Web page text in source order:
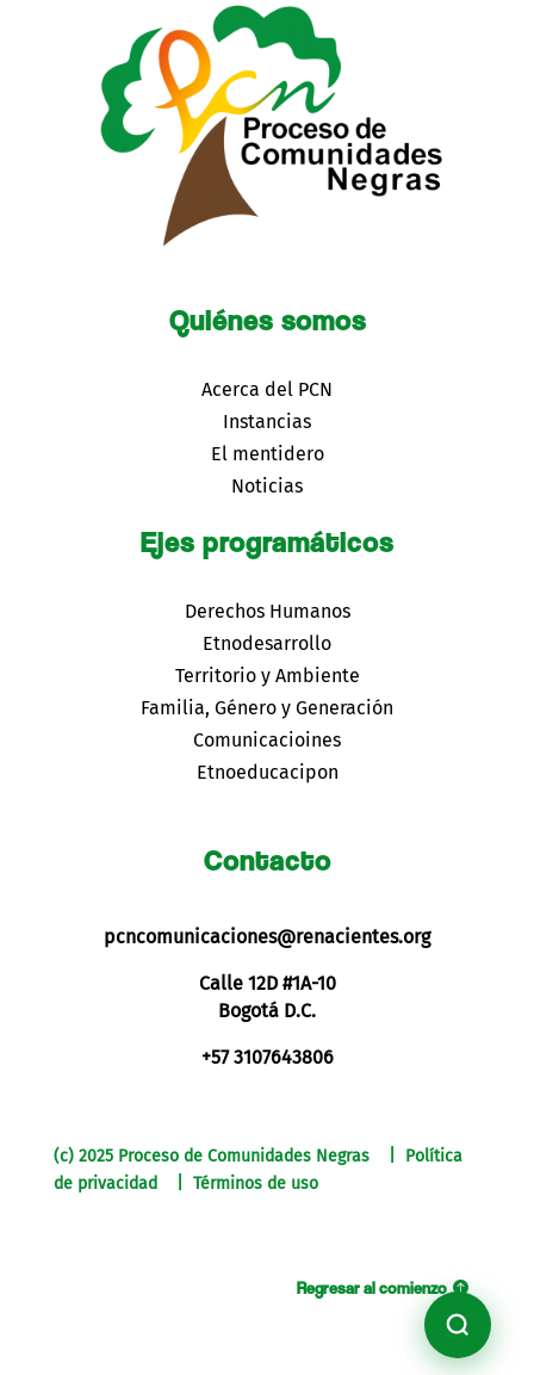
Quiénes somos
Acerca del PCN
Instancias
El mentidero
Noticias
Ejes programáticos
Derechos Humanos
Etnodesarrollo
Territorio y Ambiente
Familia, Género y Generación
Comunicacioines
Etnoeducacipon
Contacto
pcncomunicaciones@renacientes.org
Calle 12D #1A-10
Bogotá D.C.
+57 3107643806
(c) 2025 Proceso de Comunidades Negras | Política
de privacidad | Términos de uso
Regresar al comienzo